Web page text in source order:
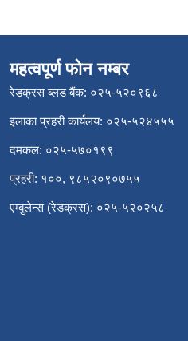
महत्वपूर्ण फोन नम्बर
रेडक्रस ब्लड बैंक: ०२५-५२०९६८
इलाका प्रहरी कार्यलय: ०२५-५२४५५५
दमकल: ०२५-५७०१९९
प्रहरी: १००, ९८५२०९०७५५
एम्बुलेन्स (रेडक्रस): ०२५-५२०२५८